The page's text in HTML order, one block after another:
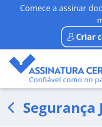
Comece a assinar
Criar
Segurança